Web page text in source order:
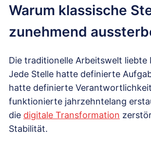
Warum klassische
zunehmend
Die traditionelle Arbeitswelt liebte
Jede Stelle hatte definierte
hatte definierte
funktionierte jahrzehntelang
die digitale Transformation
Stabilität.